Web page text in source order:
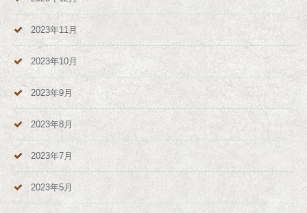
2023年11月
2023年10月
2023年9月
2023年8月
2023年7月
2023年5月